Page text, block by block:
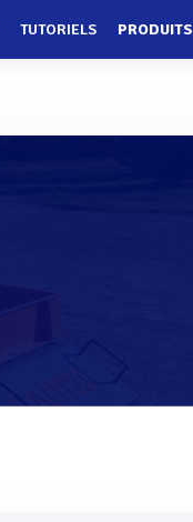
TUTORIELS PRODUITS